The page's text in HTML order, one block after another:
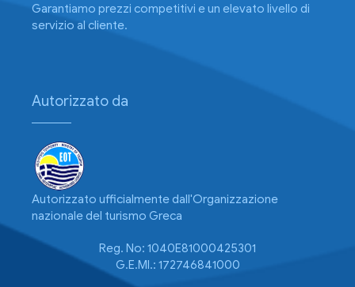
Garantiamo prezzi competitivi e un elevato livello di
servizio al cliente.
Autorizzato da
Autorizzato ufficialmente dall'Organizzazione
nazionale del turismo Greca
Reg. No: 1040E81000425301
G.E.MI.: 172746841000